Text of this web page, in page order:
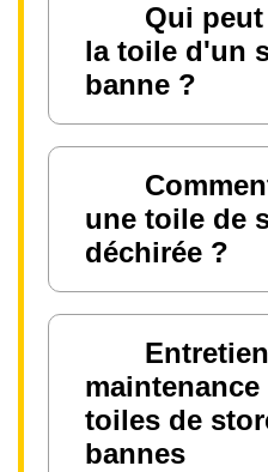
Qui
la toile d'un
banne ?
une toile de
déchirée ?
maintenance
toiles de
bannes